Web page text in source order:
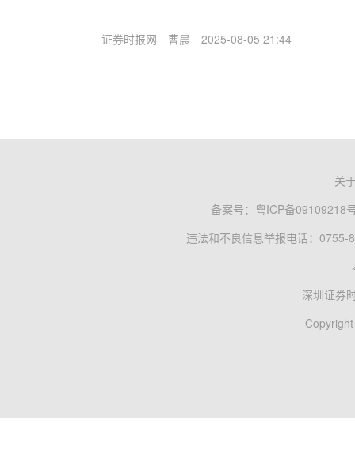
证券时报网 曹晨 2025-08-05 21:44
关
备案号： 粤ICP备09109218
违法和不良信息举报电话：0755-
深圳证券